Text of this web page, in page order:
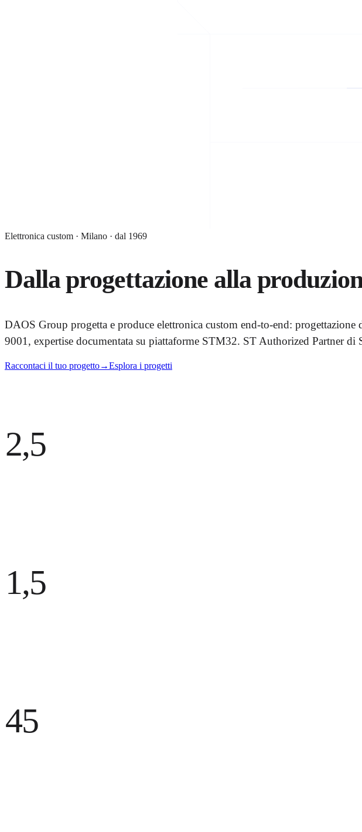
Elettronica custom · Milano · dal 1969
Dalla progettazione alla
DAOS Group progetta e produce elettronica custom end-to-end:
9001, expertise documentata su piattaforme STM32. ST Authorized Partner di
Raccontaci il tuo progetto→Esplora i progetti
2,5
1,5
45